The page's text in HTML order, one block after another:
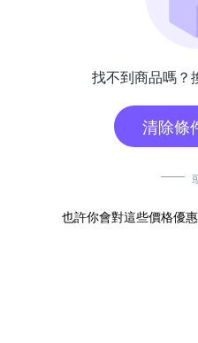
找不到商品嗎？
清除條
也許你會對這些價格優